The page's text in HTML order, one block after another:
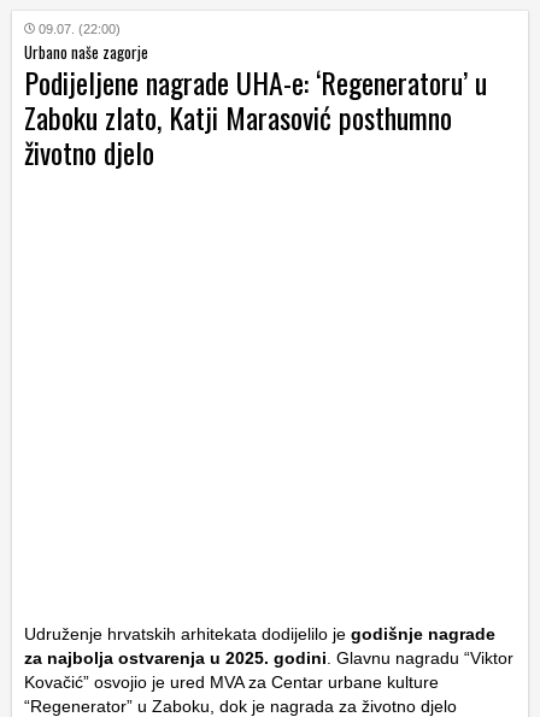
09.07. (22:00)
Urbano naše zagorje
Podijeljene nagrade UHA-e: ‘Regeneratoru’ u
Zaboku zlato, Katji Marasović posthumno
životno djelo
Udruženje hrvatskih arhitekata dodijelilo je godišnje nagrade
za najbolja ostvarenja u 2025. godini . Glavnu nagradu “Viktor
Kovačić” osvojio je ured MVA za Centar urbane kulture
“Regenerator” u Zaboku, dok je nagrada za životno djelo